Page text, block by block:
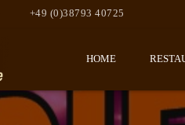
+49 (0)38793 40725
HOME